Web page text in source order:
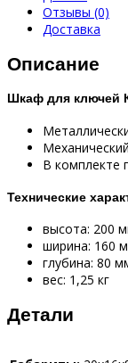
Отзывы (0)
Доставка
Описание
Шкаф для ключей
В комплекте
Технические
высота: 200
ширина: 160
глубина: 80
вес: 1,25 кг
Детали